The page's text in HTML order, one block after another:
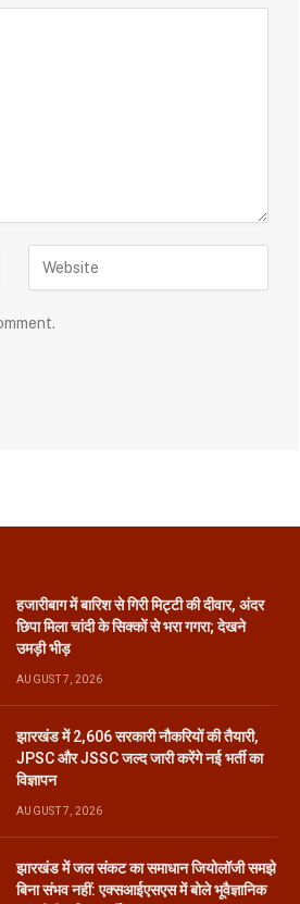
हजारीबाग में बारिश से गिरी मिट्टी की दीवार, अंदर
छिपा मिला चांदी के सिक्कों से भरा गगरा; देखने
उमड़ी भीड़
AUGUST 7, 2026
झारखंड में 2,606 सरकारी नौकरियों की तैयारी,
JPSC और JSSC जल्द जारी करेंगे नई भर्ती का
विज्ञापन
AUGUST 7, 2026
झारखंड में जल संकट का समाधान जियोलॉजी समझे
बिना संभव नहीं: एक्सआईएसएस में बोले भूवैज्ञानिक